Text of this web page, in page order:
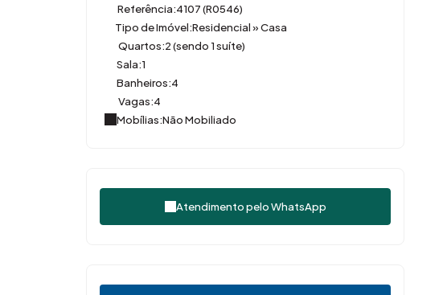
Referência:4107(R0546)
Tipo de Imóvel:Residencial»Casa
Quartos:2 (sendo 1 suíte)
Sala:1
Banheiros:4
Vagas:4
Mobílias:Não Mobiliado
Atendimento peloWhatsApp